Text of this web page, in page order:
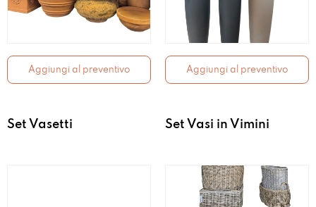
Aggiungi al preventivo Aggiungi al preventivo
Set Vasetti Set Vasi in Vimini